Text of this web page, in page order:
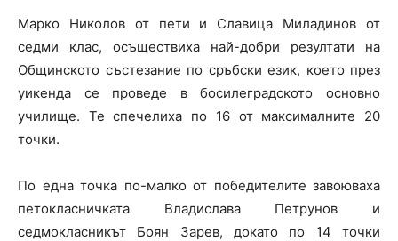
Марко Николов от пети и Славица Миладинов от
седми клас, осъществиха най-добри резултати на
Общинското състезание по сръбски език, което през
уикенда се проведе в босилеградското основно
училище. Те спечелиха по 16 от максималните 20
точки.
По една точка по-малко от победителите завоюваха
петокласничката Владислава Петрунов и
седмокласникът Боян Зарев, докато по 14 точки